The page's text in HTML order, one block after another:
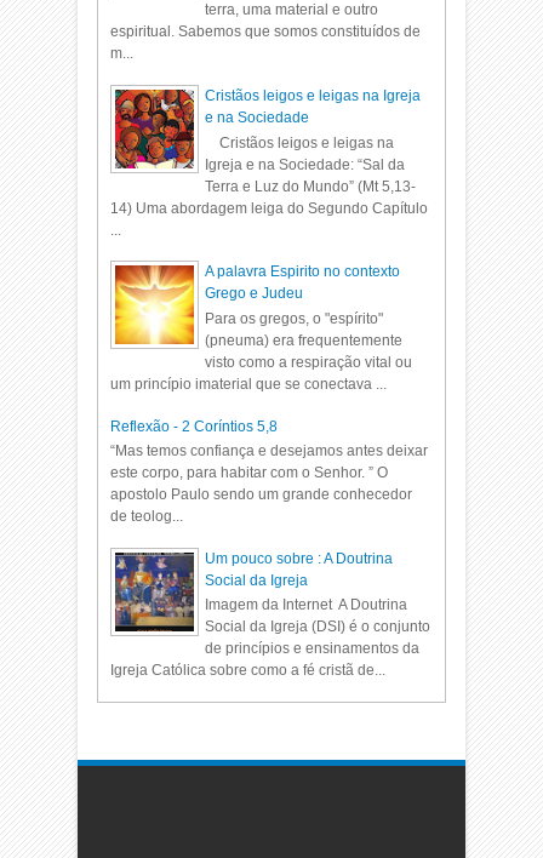
terra, uma material e outro
espiritual. Sabemos que somos constituídos de
m...
Cristãos leigos e leigas na Igreja
e na Sociedade
Cristãos leigos e leigas na
Igreja e na Sociedade: “Sal da
Terra e Luz do Mundo” (Mt 5,13-
14) Uma abordagem leiga do Segundo Capítulo
A palavra Espirito no contexto
Grego e Judeu
Para os gregos, o "espírito"
(pneuma) era frequentemente
visto como a respiração vital ou
um princípio imaterial que se conectava ...
Reflexão - 2 Coríntios 5,8
“Mas temos confiança e desejamos antes deixar
este corpo, para habitar com o Senhor. ” O
apostolo Paulo sendo um grande conhecedor
de teolog...
Um pouco sobre : A Doutrina
Social da Igreja
Imagem da Internet A Doutrina
Social da Igreja (DSI) é o conjunto
de princípios e ensinamentos da
Igreja Católica sobre como a fé cristã de...